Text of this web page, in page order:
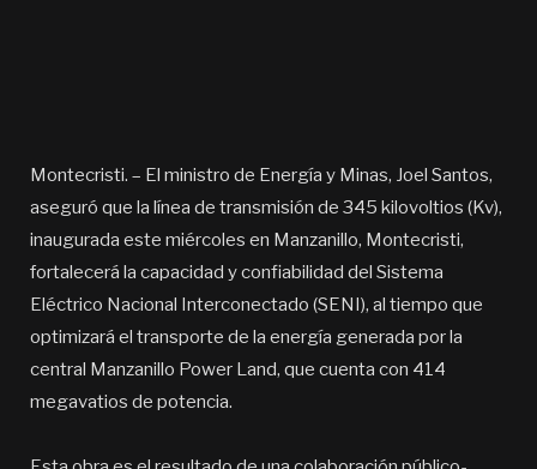
Montecristi. – El ministro de Energía y Minas, Joel Santos,
aseguró que la línea de transmisión de 345 kilovoltios (Kv),
inaugurada este miércoles en Manzanillo, Montecristi,
fortalecerá la capacidad y confiabilidad del Sistema
Eléctrico Nacional Interconectado (SENI), al tiempo que
optimizará el transporte de la energía generada por la
central Manzanillo Power Land, que cuenta con 414
megavatios de potencia.